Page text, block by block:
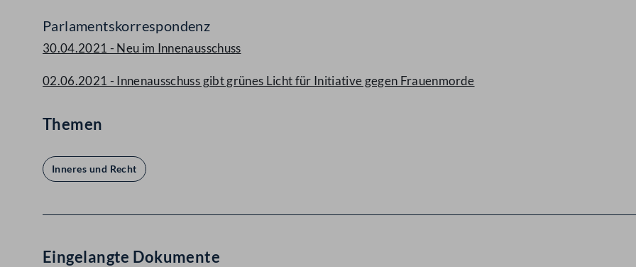
Parlamentskorrespondenz
30.04.2021 - Neu im Innenausschuss
02.06.2021 - Innenausschuss gibt grünes Licht für Initiative gegen Frauenmorde
Themen
Inneres und Recht
Eingelangte Dokumente